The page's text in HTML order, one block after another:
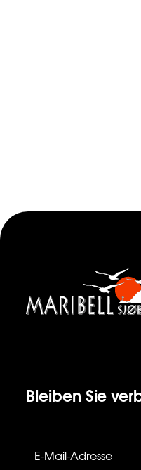
Bleiben Sie